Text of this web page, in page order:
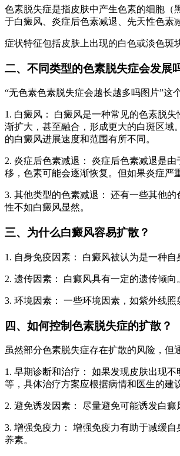
色素脱失症是指皮肤中产生色素的细胞（
于白癜风、炎症后色素减退、先天性色素
症状特征包括皮肤上出现的白色或淡色斑
二、不同类型的色素脱失症会发展
“无色素色素脱失症会越长越多吗图片”这
1. 白癜风： 白癜风是一种常见的色素脱
渐扩大，甚至融合，形成更大的白斑区域
的白癜风进展速度和范围有所不同。
2. 炎症后色素减退： 炎症后色素减退是
移，色素可能会逐渐恢复。但如果炎症严
3. 其他类型的色素减退： 还有一些其他
性不如白癜风显然。
三、为什么白癜风容易扩散？
1. 自身免疫因素： 白癜风被认为是一种
2. 遗传因素： 白癜风具有一定的遗传倾
3. 环境因素： 一些环境因素，如紫外线
四、如何控制色素脱失症的扩散？
虽然部分色素脱失症存在扩散的风险，但
1. 早期诊断和治疗： 如果发现皮肤出现
等，具体治疗方案应根据病情和医生的建
2. 避免诱发因素： 尽量避免可能诱发白
3. 增强免疫力： 增强免疫力有助于减缓
养素。